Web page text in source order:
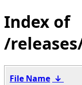
/
File Name ↓